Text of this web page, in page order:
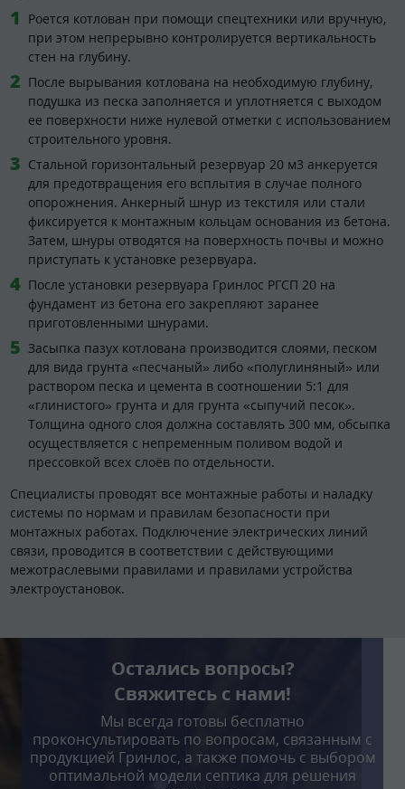
Роется котлован при помощи спецтехники или вручную,
при этом непрерывно контролируется вертикальность
стен на глубину.
После вырывания котлована на необходимую глубину,
подушка из песка заполняется и уплотняется с выходом
ее поверхности ниже нулевой отметки с использованием
строительного уровня.
Стальной горизонтальный резервуар 20 м3 анкеруется
для предотвращения его всплытия в случае полного
опорожнения. Анкерный шнур из текстиля или стали
фиксируется к монтажным кольцам основания из бетона.
Затем, шнуры отводятся на поверхность почвы и можно
приступать к установке резервуара.
После установки резервуара Гринлос РГСП 20 на
фундамент из бетона его закрепляют заранее
приготовленными шнурами.
Засыпка пазух котлована производится слоями, песком
для вида грунта «песчаный» либо «полуглиняный» или
раствором песка и цемента в соотношении 5:1 для
«глинистого» грунта и для грунта «сыпучий песок».
Толщина одного слоя должна составлять 300 мм, обсыпка
осуществляется с непременным поливом водой и
прессовкой всех слоёв по отдельности.
Специалисты проводят все монтажные работы и наладку
системы по нормам и правилам безопасности при
монтажных работах. Подключение электрических линий
связи, проводится в соответствии с действующими
межотраслевыми правилами и правилами устройства
электроустановок.
Остались вопросы?
Свяжитесь с нами!
Мы всегда готовы бесплатно
проконсультировать по вопросам, связанным с
продукцией Гринлос, а также помочь с выбором
оптимальной модели септика для решения